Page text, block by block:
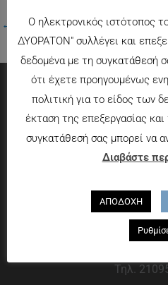
← Προηγούμενο Πολυμέσα
Τρόποι
Τρόποι
Που θα
Χαροκόπου 13-
Τηλ.
Ο ηλεκτρονικός ιστότοπος
ΔΥΟΡΑΤΟΝ" συλλέγει και
δεδομένα με τη συγκατάθεσή
ότι έχετε προηγουμένως
πολιτική για το είδος των
έκταση της επεξεργασίας
συγκατάθεσή σας μπορεί να
Διαβάστε
ΑΠΟΔΟΧΗ